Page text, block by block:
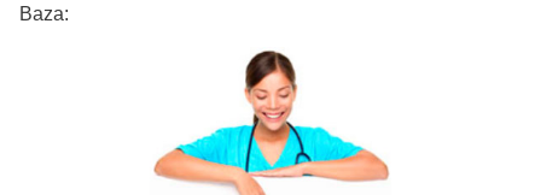
Baza: